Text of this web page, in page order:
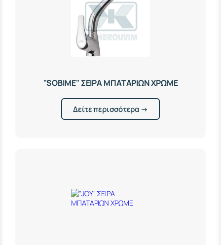
"SOBIME" ΣΕΙΡΑ ΜΠΑΤΑΡΙΩΝ ΧΡΩΜΕ
Δείτε περισσότερα →